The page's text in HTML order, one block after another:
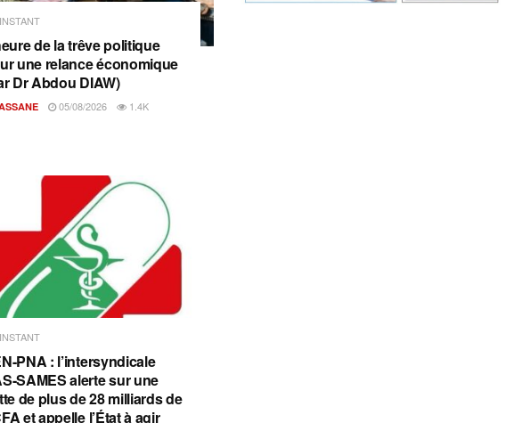
de la trêve politique
une relance économique
Dr Abdou DIAW)
05/08/2026 1.4K
PNA : l’intersyndicale
SAMES alerte sur une
de plus de 28 milliards de
et appelle l’État à agir